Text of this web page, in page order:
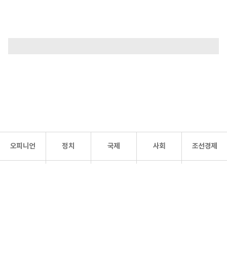
오피니언 정치 국제 사회 조선경제